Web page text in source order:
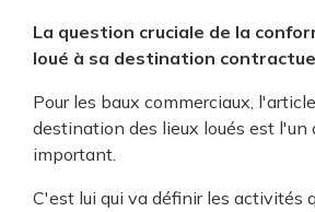
La question cruciale de la
loué à sa destination
Pour les baux commerciaux,
destination des lieux loués est l'un
important.
C'est lui qui va définir les activités